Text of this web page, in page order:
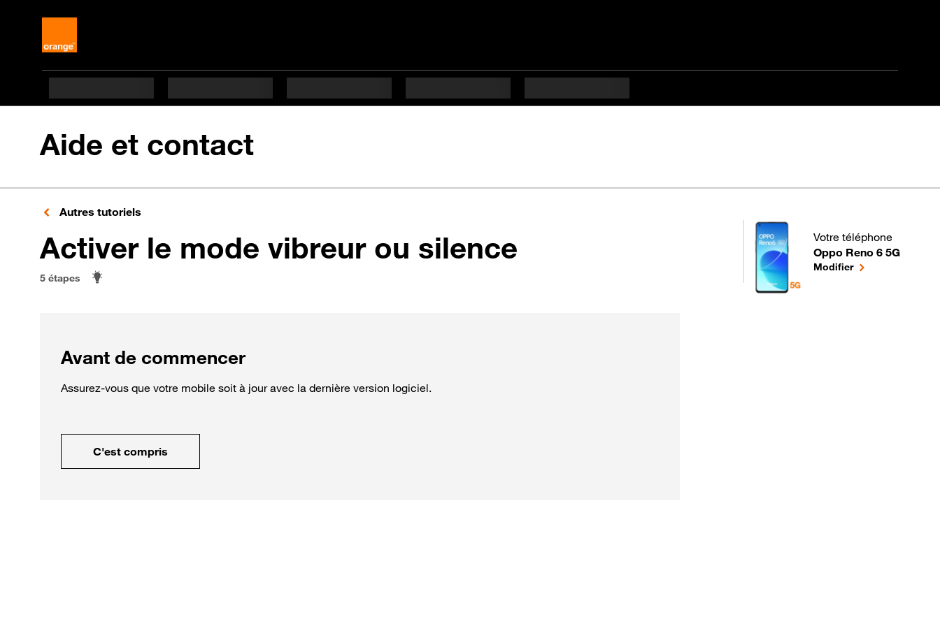
Aide et contact
Autres tutoriels
Activer le mode vibreur ou silence en 5 étapes difficulté
5 étapes
Votre téléphone
Oppo Reno 6 5G
pour votre Oppo Reno 6
Modifierle téléphone
Avant de commencer
Assurez-vous que votre mobile soit à jour avec la dernière version logiciel.
C'est compris